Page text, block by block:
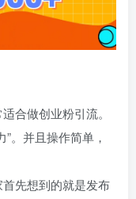
合做创业粉引流。
。并且操作简单，
先想到的就是发布